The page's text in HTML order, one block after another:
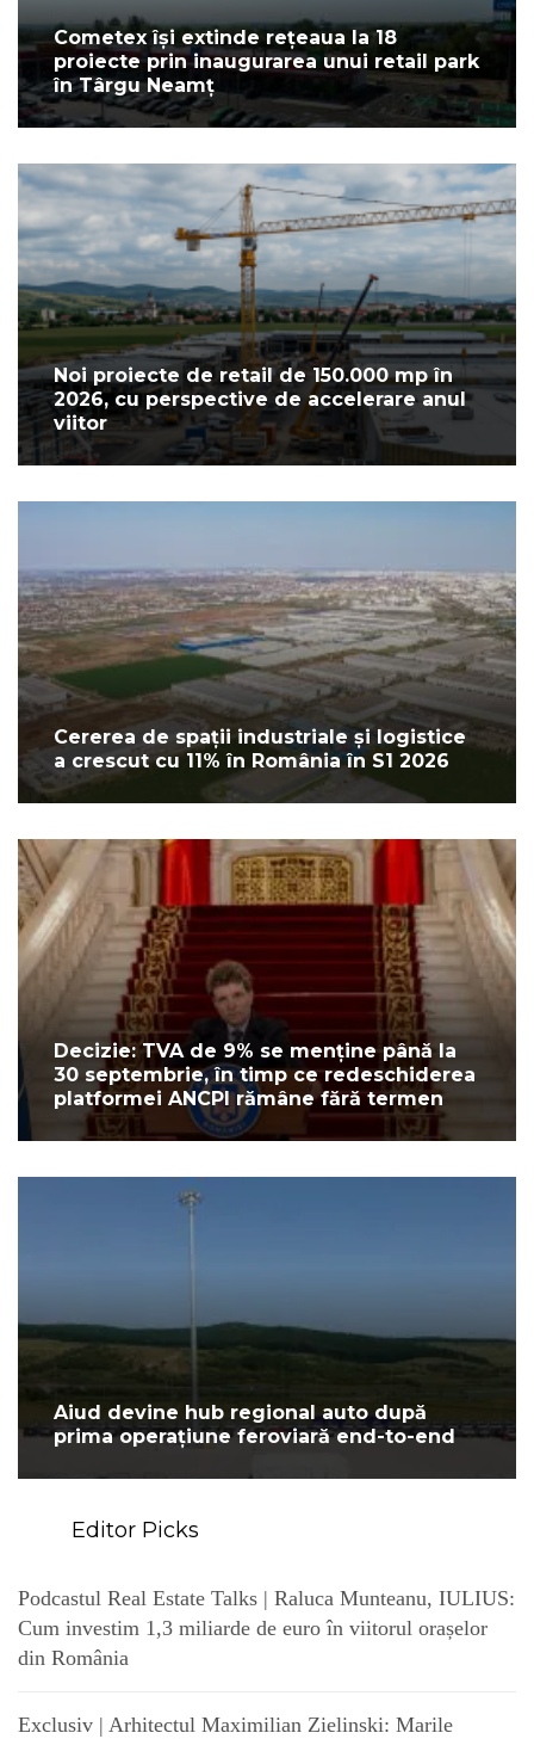
Cometex își extinde rețeaua la 18
proiecte prin inaugurarea unui retail park
în Târgu Neamț
Noi proiecte de retail de 150.000 mp în
2026, cu perspective de accelerare anul
viitor
Cererea de spații industriale și logistice
a crescut cu 11% în România în S1 2026
Decizie: TVA de 9% se menține până la
30 septembrie, în timp ce redeschiderea
platformei ANCPI rămâne fără termen
Aiud devine hub regional auto după
prima operațiune feroviară end-to-end
Editor Picks
Podcastul Real Estate Talks | Raluca Munteanu, IULIUS:
Cum investim 1,3 miliarde de euro în viitorul orașelor
din România
Exclusiv | Arhitectul Maximilian Zielinski: Marile